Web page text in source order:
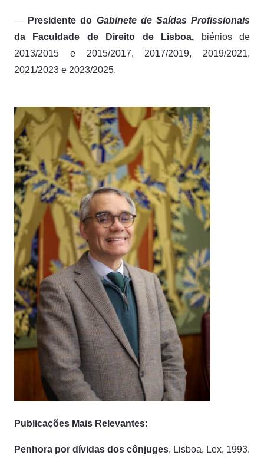
— Presidente do Gabinete de Saídas Profissionais
da Faculdade de Direito de Lisboa,
biénios de
2013/2015 e 2015/2017, 2017/2019, 2019/2021,
2021/2023 e 2023/2025.
Publicações Mais Relevantes:
Penhora por dívidas dos cônjuges, Lisboa, Lex, 1993.